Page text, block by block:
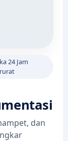
24 Jam
dan